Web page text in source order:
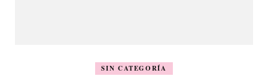
SIN CATEGORÍA